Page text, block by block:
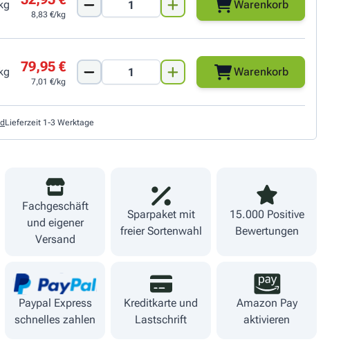
8,83 €/kg
Warenkorb
79,95 €
7,01 €/kg
Warenkorb
Lieferzeit 1-3 Werktage
Fachgeschäft
und eigener
Versand
Sparpaket mit
freier Sortenwahl
15.000 Positive
Bewertungen
Paypal Express
schnelles zahlen
Kreditkarte und
Lastschrift
Amazon Pay
aktivieren